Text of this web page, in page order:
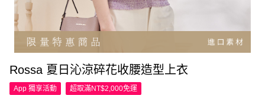
Rossa 夏日沁涼碎花收腰造型上衣
App 獨享活動 超取滿NT$2,000免運